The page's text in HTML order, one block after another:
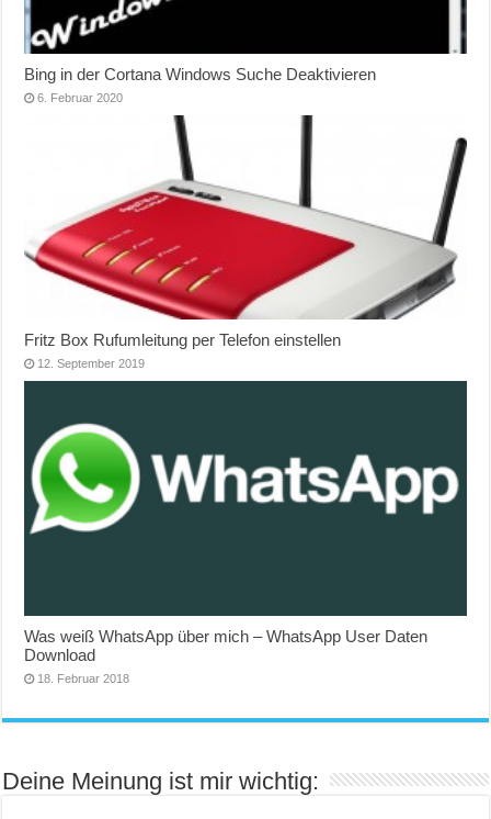
Bing in der Cortana Windows Suche Deaktivieren
6. Februar 2020
Fritz Box Rufumleitung per Telefon einstellen
12. September 2019
Was weiß WhatsApp über mich – WhatsApp User Daten
Download
18. Februar 2018
Deine Meinung ist mir wichtig: